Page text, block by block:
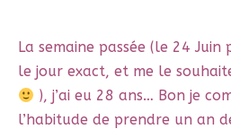
La semaine passée (le 24
le jour exact, et me le
), j’ai eu 28 ans… Bon je
l’habitude de prendre un an